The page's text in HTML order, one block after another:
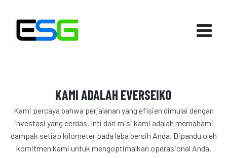
KAMI ADALAH EVERSEIKO
Kami percaya bahwa perjalanan yang efisien dimulai dengan
investasi yang cerdas. Inti dari misi kami adalah memahami
dampak setiap kilometer pada laba bersih Anda. Dipandu oleh
komitmen kami untuk mengoptimalkan operasional Anda,